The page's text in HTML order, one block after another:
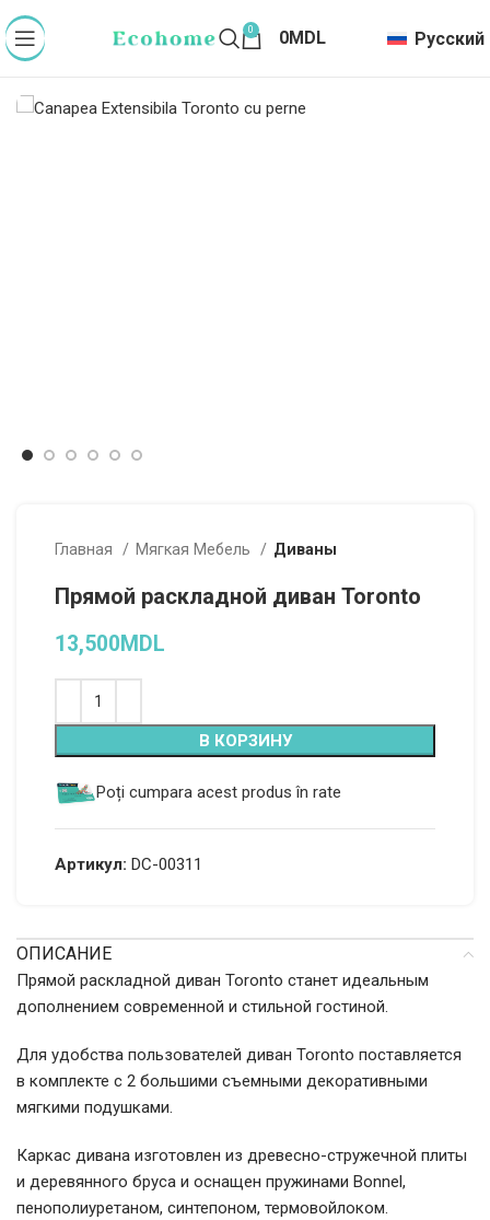
0 0MDL Русский
Главная Мягкая Мебель Диваны
Прямой раскладной диван Toronto
13,500MDL
В КОРЗИНУ
Alternative:
Poți cumpara acest produs în rate
Артикул: DC-00311
ОПИСАНИЕ
Прямой раскладной диван Toronto станет идеальным
дополнением современной и стильной гостиной.
Для удобства пользователей диван Toronto поставляется
в комплекте с 2 большими съемными декоративными
мягкими подушками.
Каркас дивана изготовлен из древесно-стружечной плиты
и деревянного бруса и оснащен пружинами Bonnel,
пенополиуретаном, синтепоном, термовойлоком.